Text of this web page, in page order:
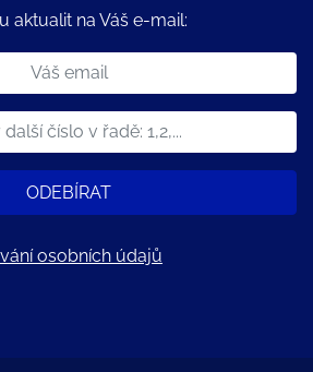
aktualit na Váš e-mail:
ODEBÍRAT
osobních údajů